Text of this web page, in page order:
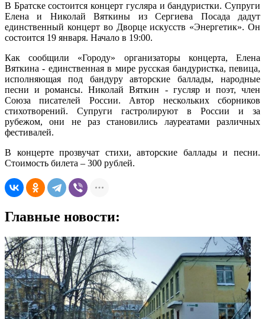
В Братске состоится концерт гусляра и бандуристки. Супруги
Елена и Николай Вяткины из Сергиева Посада дадут
единственный концерт во Дворце искусств «Энергетик». Он
состоится 19 января. Начало в 19:00.
Как сообщили «Городу» организаторы концерта, Елена
Вяткина - единственная в мире русская бандуристка, певица,
исполняющая под бандуру авторские баллады, народные
песни и романсы. Николай Вяткин - гусляр и поэт, член
Союза писателей России. Автор нескольких сборников
стихотворений. Супруги гастролируют в России и за
рубежом, они не раз становились лауреатами различных
фестивалей.
В концерте прозвучат стихи, авторские баллады и песни.
Стоимость билета – 300 рублей.
Главные новости: